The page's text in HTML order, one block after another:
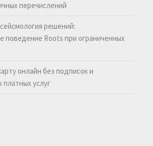
перечислений
решений:
поведение Roots при ограниченных
онлайн без подписок и
услуг